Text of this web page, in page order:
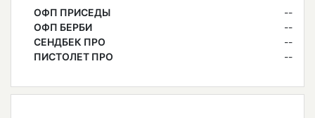
ОФП ПРИСЕДЫ
--
ОФП БЕРБИ
--
СЕНДБЕК ПРО
--
ПИСТОЛЕТ ПРО
--